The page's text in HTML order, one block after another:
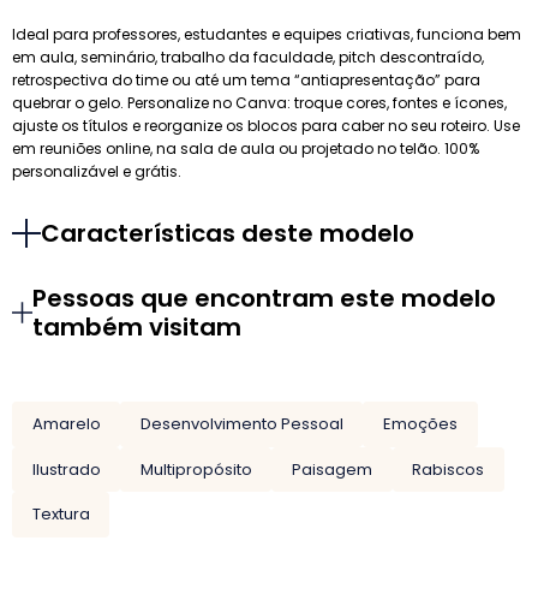
Ideal para professores, estudantes e equipes criativas, funciona bem
em aula, seminário, trabalho da faculdade, pitch descontraído,
retrospectiva do time ou até um tema “antiapresentação” para
quebrar o gelo. Personalize no Canva: troque cores, fontes e ícones,
ajuste os títulos e reorganize os blocos para caber no seu roteiro. Use
em reuniões online, na sala de aula ou projetado no telão. 100%
personalizável e grátis.
Características deste modelo
Pessoas que encontram este modelo
também visitam
Amarelo Desenvolvimento Pessoal
Emoções
Ilustrado
Multipropósito Paisagem
Rabiscos
Textura